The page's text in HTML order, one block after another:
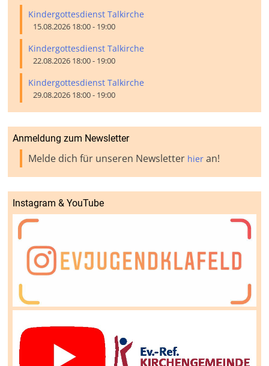
Kindergottesdienst Talkirche
15.08.2026 18:00 - 19:00
Kindergottesdienst Talkirche
22.08.2026 18:00 - 19:00
Kindergottesdienst Talkirche
29.08.2026 18:00 - 19:00
Anmeldung zum Newsletter
Melde dich für unseren Newsletter hier an!
Instagram & YouTube